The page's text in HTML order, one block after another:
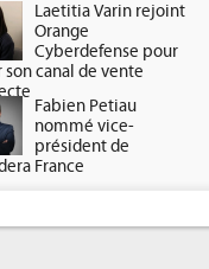
Laetitia Varin rejoint
Orange
Cyberdefense pour
son canal de vente
Fabien Petiau
nommé vice-
président de
France